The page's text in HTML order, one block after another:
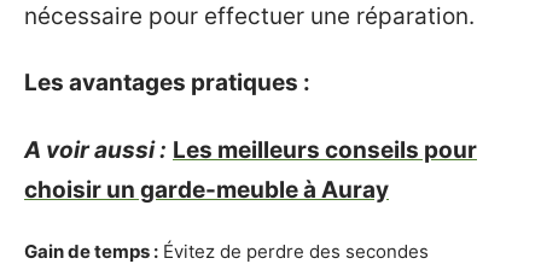
nécessaire pour effectuer une réparation.
Les avantages pratiques :
A voir aussi : Les meilleurs conseils pour
choisir un garde-meuble à Auray
Gain de temps : Évitez de perdre des secondes